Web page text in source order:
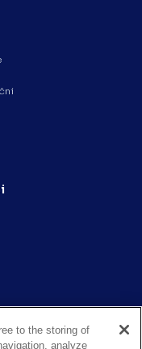
to the storing of
analyze